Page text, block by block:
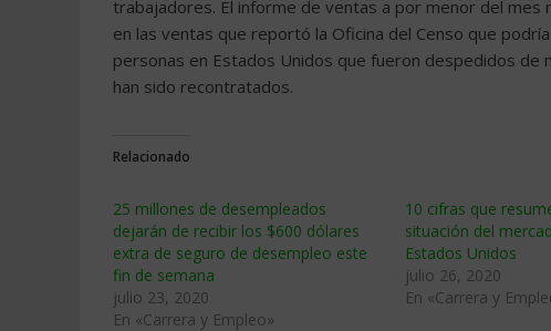
trabajadores. El informe de ventas a por menor del
en las ventas que reportó la Oficina del Censo que
personas en Estados Unidos que fueron despedidos
han sido recontratados.
Relacionado
25 millones de desempleados
dejarán de recibir los $600 dólares
extra de seguro de desempleo este
fin de semana
julio 23, 2020
En «Carrera y Empleo»
10 cifras que
situación del
Estados Unidos
julio 26, 2020
En «Carrera y